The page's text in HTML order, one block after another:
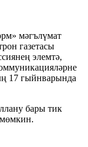
мәгълүмат
газетасы
элемтә,
17 гыйнварында
бары тик
мөмкин.